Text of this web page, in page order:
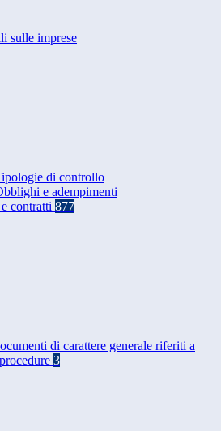
sulle imprese
di controllo
e adempimenti
contratti 877
di carattere generale riferiti a
3